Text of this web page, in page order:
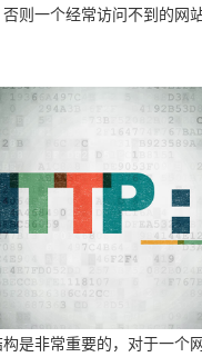
则一个经常访问不到的网
是非常重要的，对于一个